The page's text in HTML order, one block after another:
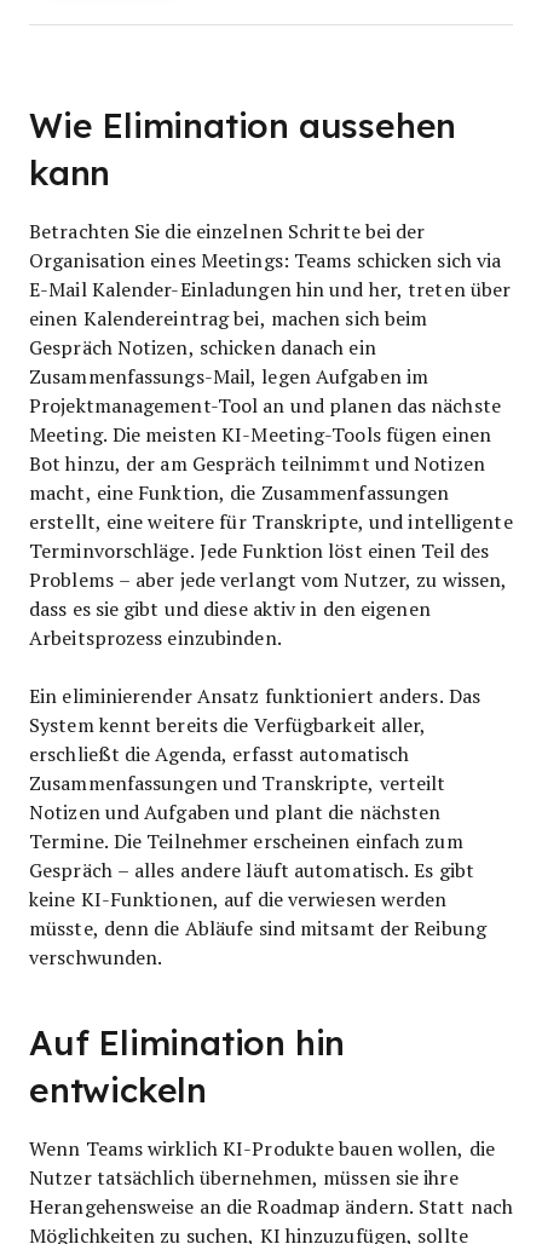
Wie Elimination aussehen
kann
Betrachten Sie die einzelnen Schritte bei der
Organisation eines Meetings: Teams schicken sich via
E-Mail Kalender-Einladungen hin und her, treten über
einen Kalendereintrag bei, machen sich beim
Gespräch Notizen, schicken danach ein
Zusammenfassungs-Mail, legen Aufgaben im
Projektmanagement-Tool an und planen das nächste
Meeting. Die meisten KI-Meeting-Tools fügen einen
Bot hinzu, der am Gespräch teilnimmt und Notizen
macht, eine Funktion, die Zusammenfassungen
erstellt, eine weitere für Transkripte, und intelligente
Terminvorschläge. Jede Funktion löst einen Teil des
Problems – aber jede verlangt vom Nutzer, zu wissen,
dass es sie gibt und diese aktiv in den eigenen
Arbeitsprozess einzubinden.
Ein eliminierender Ansatz funktioniert anders. Das
System kennt bereits die Verfügbarkeit aller,
erschließt die Agenda, erfasst automatisch
Zusammenfassungen und Transkripte, verteilt
Notizen und Aufgaben und plant die nächsten
Termine. Die Teilnehmer erscheinen einfach zum
Gespräch – alles andere läuft automatisch. Es gibt
keine KI-Funktionen, auf die verwiesen werden
müsste, denn die Abläufe sind mitsamt der Reibung
verschwunden.
Auf Elimination hin
entwickeln
Wenn Teams wirklich KI-Produkte bauen wollen, die
Nutzer tatsächlich übernehmen, müssen sie ihre
Herangehensweise an die Roadmap ändern. Statt nach
Möglichkeiten zu suchen, KI hinzuzufügen, sollte